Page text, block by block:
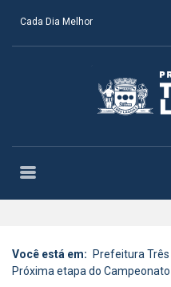
Cada Dia Melhor
Você está em: Prefeitura Três
Próxima etapa do